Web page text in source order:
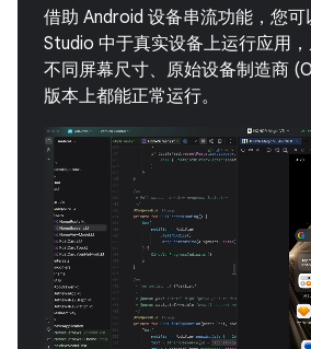
借助 Android 设备串流功能，您可
Studio 中于真实设备上运行应用
不同屏幕尺寸、原始设备制造商
版本上都能正常运行。